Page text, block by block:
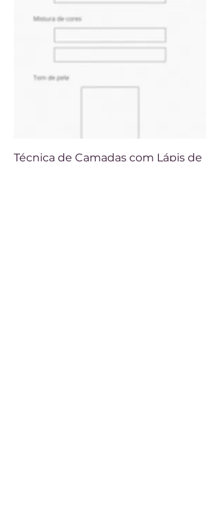
Técnica de Camadas com Lápis de